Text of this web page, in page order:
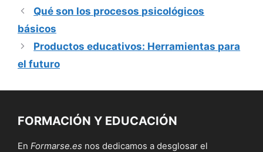
Qué son los procesos psicológicos
básicos
Productos educativos: Herramientas para
el futuro
FORMACIÓN Y EDUCACIÓN
En Formarse.es nos dedicamos a desglosar el